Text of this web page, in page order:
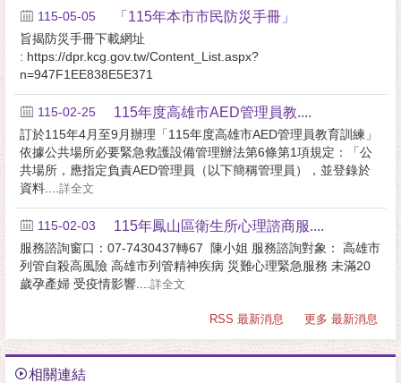
115-05-05 「115年本市市民防災手冊」
旨揭防災手冊下載網址
: https://dpr.kcg.gov.tw/Content_List.aspx?
n=947F1EE838E5E371
115-02-25 115年度高雄市AED管理員教....
訂於115年4月至9月辦理「115年度高雄市AED管理員教育訓練」
依據公共場所必要緊急救護設備管理辦法第6條第1項規定：「公
共場所，應指定負責AED管理員（以下簡稱管理員），並登錄於
資料.... 詳全文
115-02-03 115年鳳山區衛生所心理諮商服....
服務諮詢窗口：07-7430437轉67 陳小姐 服務諮詢對象： 高雄市
列管自殺高風險 高雄市列管精神疾病 災難心理緊急服務 未滿20
歲孕產婦 受疫情影響.... 詳全文
RSS 最新消息 更多 最新消息
相關連結